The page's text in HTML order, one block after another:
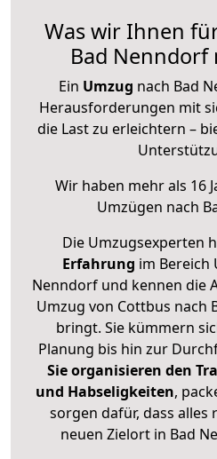
Was wir Ihnen
Bad Nenndorf
Ein Umzug nach Bad
Herausforderungen mit
die Last zu erleichtern –
Wir haben mehr als 16
Umzügen nach
Die Umzugsexperten
Erfahrung im Bereich
Nenndorf und kennen die
Umzug von Cottbus nach
bringt. Sie kümmern
Planung bis hin zur
Sie organisieren den
und Habseligkeiten,
sorgen dafür, dass
neuen Zielort in Bad